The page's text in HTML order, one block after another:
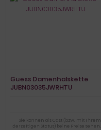
Guess Damenhalskette
JUBN03035JWRHTU
Sie können als Gast (bzw. mit Ihrem
derzeitigen Status) keine Preise sehen.